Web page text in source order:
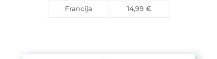
Francija
14,99 €